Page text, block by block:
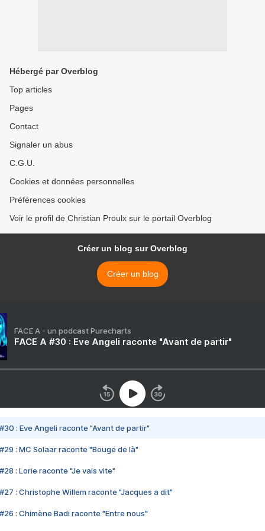
Hébergé par Overblog
Top articles
Pages
Contact
Signaler un abus
C.G.U.
Cookies et données personnelles
Préférences cookies
Voir le profil de Christian Proulx sur le portail Overblog
Créer un blog sur Overblog
Créer un blog
FACE A - un podcast Purecharts
FACE A #30 : Eve Angeli raconte "Avant de partir"
#30 : Eve Angeli raconte "Avant de partir"
#29 : MC Solaar raconte "Bouge de là"
#28 : Lorie raconte "Je vais vite"
#27 : Christophe Willem raconte "Jacques a dit"
#26 : Chimène Badi raconte "Entre nous"